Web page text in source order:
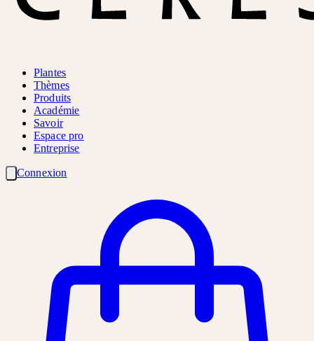
Plantes
Thèmes
Produits
Académie
Savoir
Espace pro
Entreprise
Connexion